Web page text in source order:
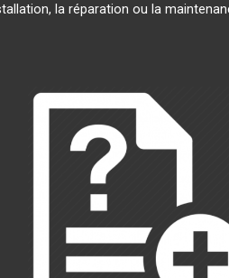
la réparation ou la